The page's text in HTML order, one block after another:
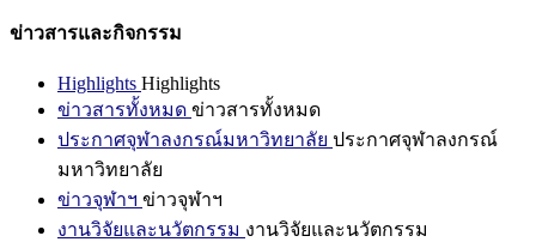
ข่าวสารและกิจกรรม
Highlights Highlights
ข่าวสารทั้งหมด ข่าวสารทั้งหมด
ประกาศจุฬาลงกรณ์มหาวิทยาลัย ประกาศจุฬาลงกรณ์
มหาวิทยาลัย
ข่าวจุฬาฯ ข่าวจุฬาฯ
งานวิจัยและนวัตกรรม งานวิจัยและนวัตกรรม